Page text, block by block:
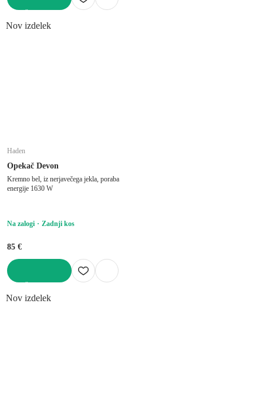
Nov izdelek
Haden
Opekač Devon
Kremno bel, iz nerjavečega jekla, poraba
energije 1630 W
Na zalogi Zadnji kos
85 €
Nov izdelek